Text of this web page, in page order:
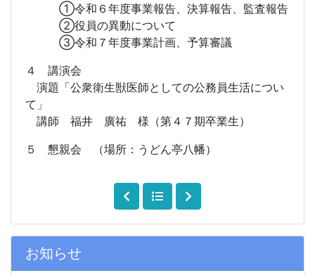
お知らせ
①令和６年度事業報告、決算報告、監査報告
②役員の異動について
③令和７年度事業計画、予算審議
４ 講演会
演題「公衆衛生獣医師としての公務員生活につい
て」
講師 福井 廣祐 様（第４７期卒業生）
５ 懇親会 （場所：うどん亭八幡）